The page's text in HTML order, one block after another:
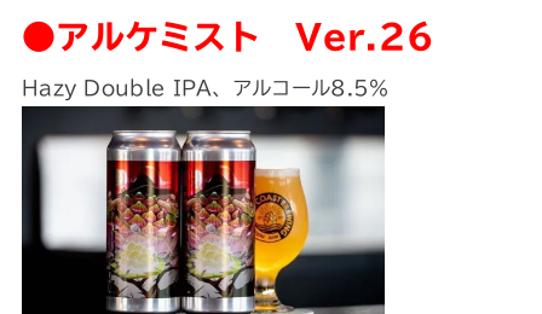
●アルケミスト Ver.26
Hazy Double IPA、アルコール8.5%